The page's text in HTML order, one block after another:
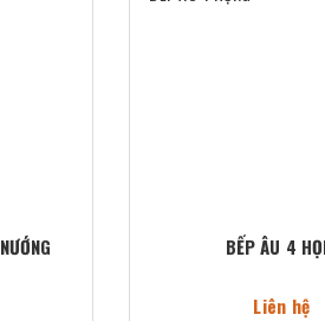
BẾP ÂU 4
Liên hệ